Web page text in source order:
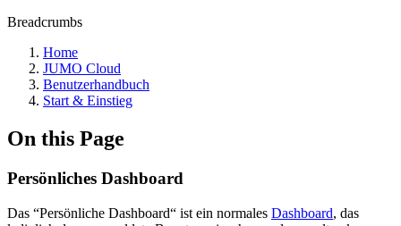
Breadcrumbs
Home
JUMO Cloud
Benutzerhandbuch
Start & Einstieg
On this Page
Persönliches Dashboard
Das “Persönliche Dashboard“ ist ein normales Dashboard, das